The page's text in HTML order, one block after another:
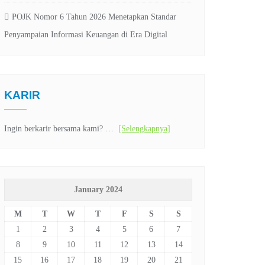
POJK Nomor 6 Tahun 2026 Menetapkan Standar
Penyampaian Informasi Keuangan di Era Digital
KARIR
Ingin berkarir bersama kami? … [Selengkapnya]
January 2024
M T W T F S
S
1
2 3 4 5 6
7
8
9 10 11 12 13
14
15
16 17 18 19 20 21